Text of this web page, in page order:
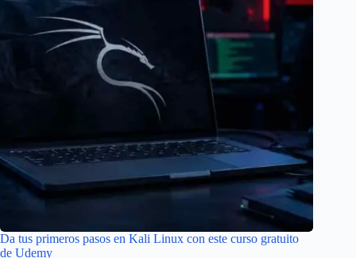
Da tus primeros pasos en Kali Linux con este curso gratuito
de Udemy